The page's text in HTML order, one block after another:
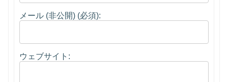
メール (非公開) (必須):
ウェブサイト: